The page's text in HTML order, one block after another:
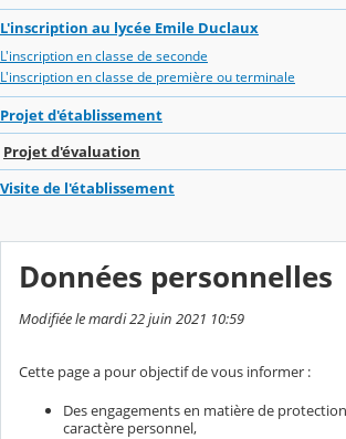
L'inscription au lycée Emile Duclaux
L'inscription en classe de seconde
L'inscription en classe de première ou terminale
Projet d'établissement
Projet d'évaluation
Visite de l'établissement
Données personnelles
Modifiée le mardi 22 juin 2021 10:59
Cette page a pour objectif de vous informer :
Des engagements en matière de
caractère personnel,